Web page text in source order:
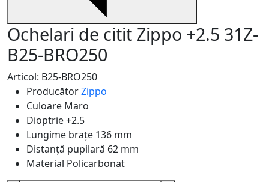
Ochelari de citit Zippo +2.5 31Z-
B25-BRO250
Articol: B25-BRO250
ProducătorZippo
Culoare Maro
Dioptrie+2.5
Lungime brațe 136 mm
Distanță pupilară 62 mm
Material Policarbonat